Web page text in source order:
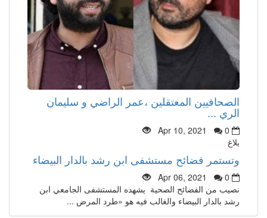
الصحافيين المعتقلين ،عمر الراضي و سليمان
الري ...
Apr 10, 2021
0
بلاغ
وتستمر فضائح مستشفى ابن رشد بالدار البيضاء
Apr 06, 2021
0
نصيب من الفضائح الصحية يشهده المستشفى الجامعي ابن
رشد بالدار البيضاء والغالب فيه هو «طرد المرض ...